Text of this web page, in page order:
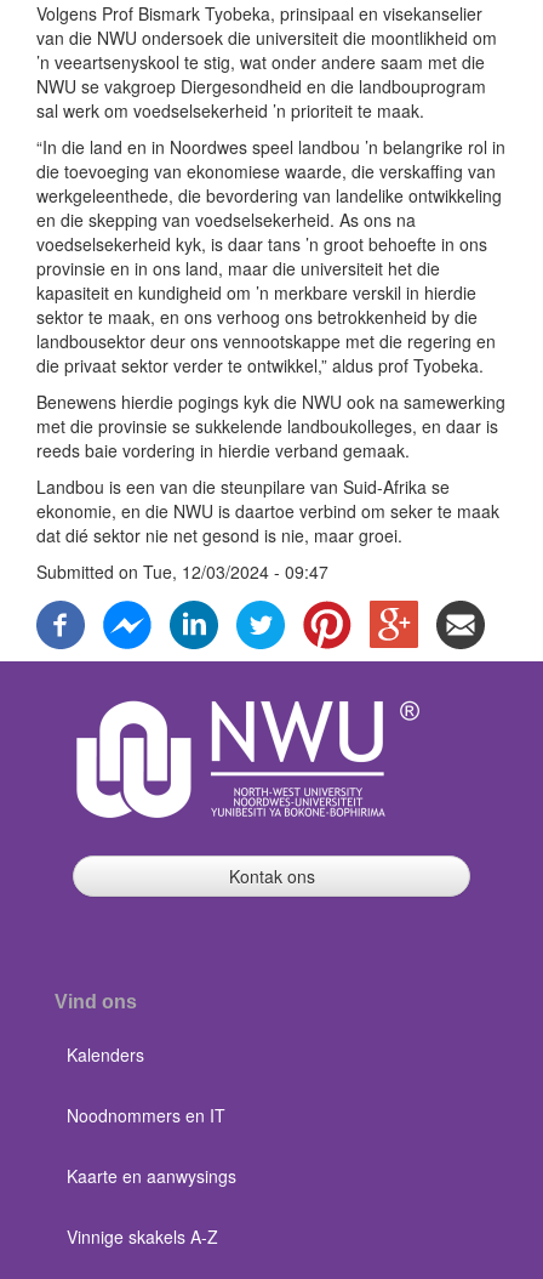
Volgens Prof Bismark Tyobeka, prinsipaal en visekanselier
van die NWU ondersoek die universiteit die moontlikheid om
’n veeartsenyskool te stig, wat onder andere saam met die
NWU se vakgroep Diergesondheid en die landbouprogram
sal werk om voedselsekerheid ’n prioriteit te maak.
“In die land en in Noordwes speel landbou ’n belangrike rol in
die toevoeging van ekonomiese waarde, die verskaffing van
werkgeleenthede, die bevordering van landelike ontwikkeling
en die skepping van voedselsekerheid. As ons na
voedselsekerheid kyk, is daar tans ’n groot behoefte in ons
provinsie en in ons land, maar die universiteit het die
kapasiteit en kundigheid om ’n merkbare verskil in hierdie
sektor te maak, en ons verhoog ons betrokkenheid by die
landbousektor deur ons vennootskappe met die regering en
die privaat sektor verder te ontwikkel,” aldus prof Tyobeka.
Benewens hierdie pogings kyk die NWU ook na samewerking
met die provinsie se sukkelende landboukolleges, en daar is
reeds baie vordering in hierdie verband gemaak.
Landbou is een van die steunpilare van Suid-Afrika se
ekonomie, en die NWU is daartoe verbind om seker te maak
dat dié sektor nie net gesond is nie, maar groei.
Submitted on Tue, 12/03/2024 - 09:47
Kontak ons
Vind ons
Kalenders
Noodnommers en IT
Kaarte en aanwysings
Vinnige skakels A-Z